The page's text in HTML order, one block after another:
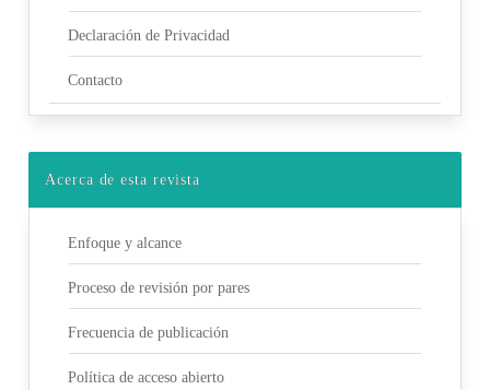
Declaración de Privacidad
Contacto
Acerca de esta revista
Enfoque y alcance
Proceso de revisión por pares
Frecuencia de publicación
Política de acceso abierto